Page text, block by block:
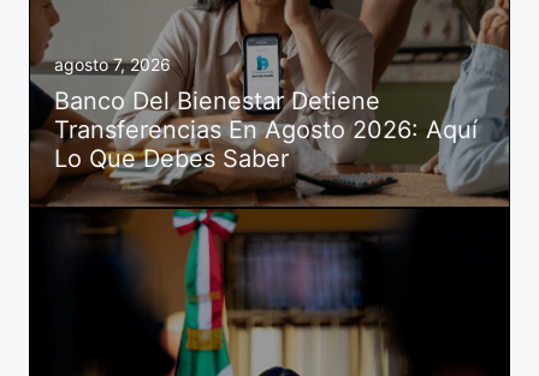
agosto 7, 2026
Banco Del Bienestar Detiene
Transferencias En Agosto 2026: Aquí
Lo Que Debes Saber